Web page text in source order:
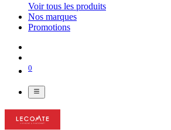
Voir tous les produits
Nos marques
Promotions
0